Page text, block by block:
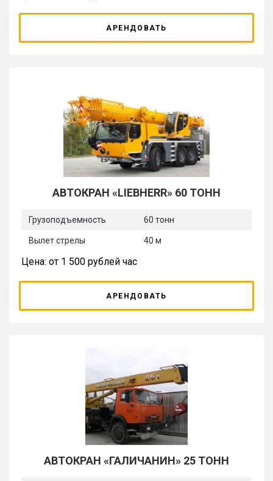
АРЕНДОВАТЬ
АВТОКРАН «LIEBHERR» 60 ТОНН
Грузоподъемность 60 тонн
Вылет стрелы 40 м
Цена: от 1 500 рублей час
АРЕНДОВАТЬ
АВТОКРАН «ГАЛИЧАНИН» 25 ТОНН